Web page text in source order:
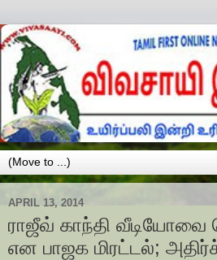
APRIL 13, 2014
ராஜீவ் காந்தி வீடியோவை
என பாஜக மிரட்டல்;